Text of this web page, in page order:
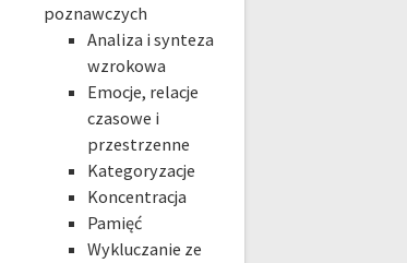
poznawczych
Analiza i synteza
wzrokowa
Emocje, relacje
czasowe i
przestrzenne
Kategoryzacje
Koncentracja
Pamięć
Wykluczanie ze